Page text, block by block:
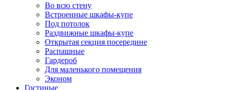
Во всю стену
Встроенные шкафы-купе
Под потолок
Раздвижные шкафы-купе
Открытая секция посередине
Распашные
Гардероб
Для маленького помещения
Эконом
Гостиные